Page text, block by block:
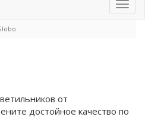
от
достойное качество по